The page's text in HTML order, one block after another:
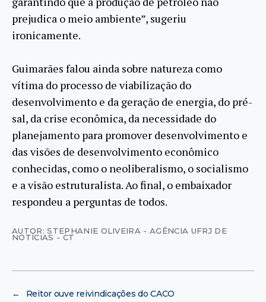
prejudica o meio ambiente”, sugeriu
ironicamente.
Guimarães falou ainda sobre natureza como
vítima do processo de viabilização do
desenvolvimento e da geração de energia, do pré-
sal, da crise econômica, da necessidade do
planejamento para promover desenvolvimento e
das visões de desenvolvimento econômico
conhecidas, como o neoliberalismo, o socialismo
e a visão estruturalista. Ao final, o embaixador
respondeu a perguntas de todos.
AUTOR: STEPHANIE OLIVEIRA - AGÊNCIA UFRJ DE
NOTÍCIAS - CT
←
Reitor ouve reivindicações do CACO